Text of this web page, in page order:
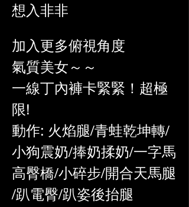
想入非非
加入更多俯視角度
氣質美女～～
一線丁內褲卡緊緊！超極
限!
動作: 火焰腿/青蛙乾坤轉/
小狗震奶/捧奶揉奶/一字馬
高臀橋/小碎步/開合天馬腿
/趴電臀/趴姿後抬腿